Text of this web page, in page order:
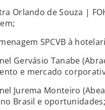
Orlando de Souza |
SPCVB à
Gervásio Tanabe
e mercado
Jurema Monteiro
Brasil e oportunidades;